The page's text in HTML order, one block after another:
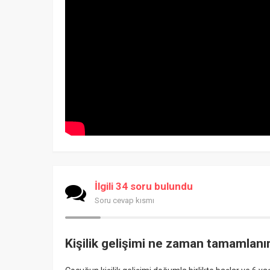
İlgili 34 soru bulundu
Soru cevap kısmı
Kişilik gelişimi ne zaman